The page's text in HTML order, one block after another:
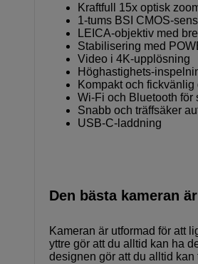
Kraftfull 15x optisk
1-tums BSI CMOS-
LEICA-objektiv med
Stabilisering med
Video i 4K-upplösning
Höghastighets-
Kompakt och fickvänlig
Wi-Fi och Bluetooth för
Snabb och träffsäker
USB-C-laddning
Den bästa kameran
Kameran är utformad för att
yttre gör att du alltid kan ha
designen gör att du alltid kan